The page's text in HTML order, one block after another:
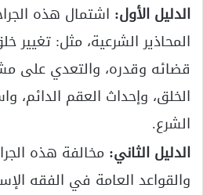
الدليل الأول: اشتمال هذه
المحاذير الشرعية، مثل: تغيير
قضائه وقدره، والتعدي على
الخلق، وإحداث العقم الدائم،
الشرع.
الدليل الثاني: مخالفة هذه
والقواعد العامة في الفقه